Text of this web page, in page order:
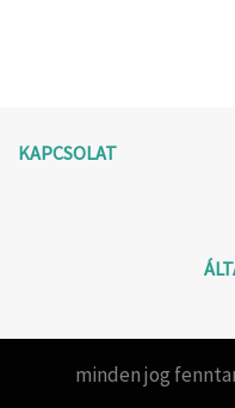
KAPCSOLAT
minden jog